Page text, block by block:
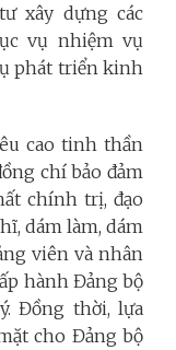
xây dựng các
vụ nhiệm vụ
phát triển kinh
cao tinh thần
chí bảo đảm
chính trị, đạo
dám làm, dám
viên và nhân
hành Đảng bộ
Đồng thời, lựa
cho Đảng bộ